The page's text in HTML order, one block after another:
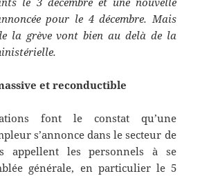
pour le 4 décembre. Mais
la grève vont bien au delà de la
et reconductible
font le constat qu’une
s’annonce dans le secteur de
appellent les personnels à se
générale, en particulier le 5